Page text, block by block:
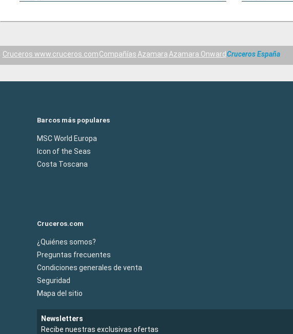
Cruceros www.cruceros.comCompañíasAzamaraAzamara OnwardCruceros España
Barcos más populares
MSC World Europa
Icon of the Seas
Costa Toscana
Cruceros.com
¿Quiénes somos?
Preguntas frecuentes
Condiciones generales de venta
Seguridad
Mapa del sitio
Newsletters
Recibe nuestras exclusivas ofertas